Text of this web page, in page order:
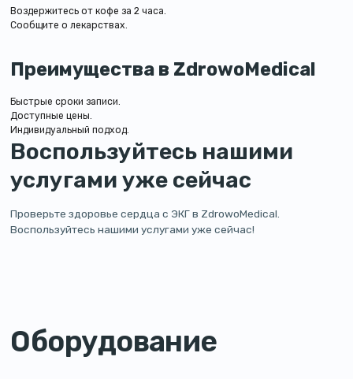
Воздержитесь от кофе за 2 часа.
Сообщите о лекарствах.
Преимущества в ZdrowoMedical
Быстрые сроки записи.
Доступные цены.
Индивидуальный подход.
Воспользуйтесь нашими
услугами уже сейчас
Проверьте здоровье сердца с ЭКГ в ZdrowoMedical.
Воспользуйтесь нашими услугами уже сейчас!
Оборудование